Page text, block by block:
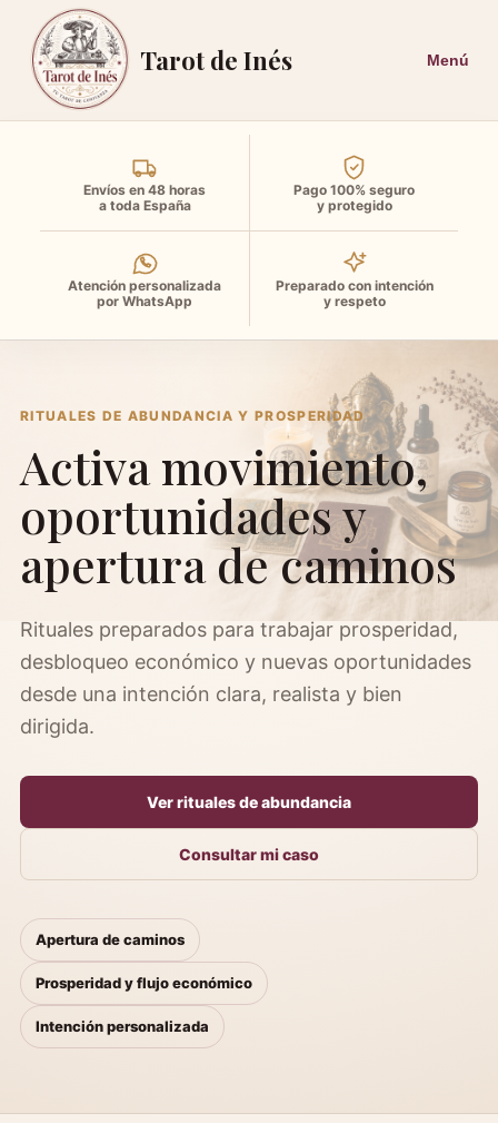
Tarot de Inés
Envíos en 48 horas
a toda España
Pago 100% seguro
y protegido
Atención personalizada
por WhatsApp
Preparado con intención
y respeto
RITUALES DE ABUNDANCIA Y PROSPERIDAD
Activa movimiento,
oportunidades y
apertura de caminos
Rituales preparados para trabajar prosperidad,
desbloqueo económico y nuevas oportunidades
desde una intención clara, realista y bien
dirigida.
Ver rituales de abundancia
Consultar mi caso
Apertura de caminos
Prosperidad y flujo económico
Intención personalizada